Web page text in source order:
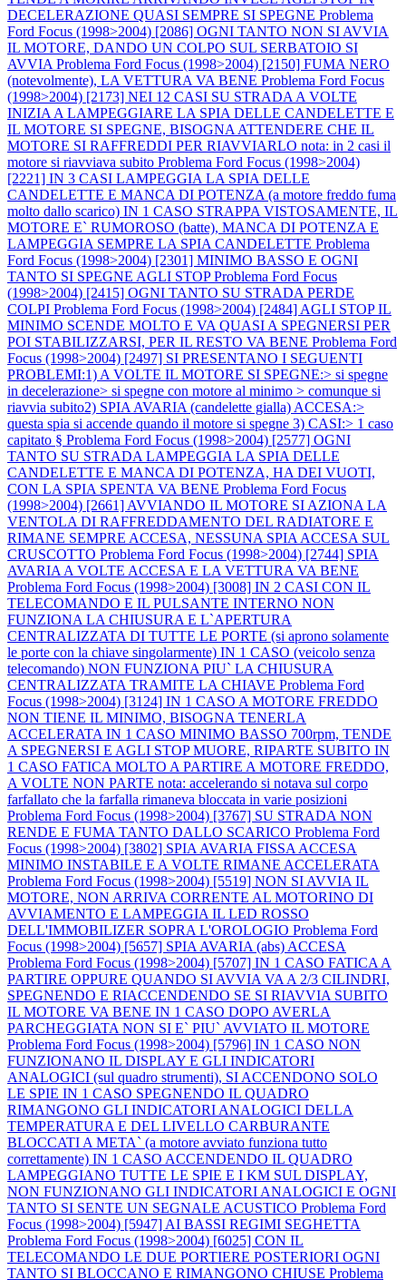
DECELERAZIONE QUASI SEMPRE SI SPEGNE Problema
Ford Focus (1998>2004) [2086] OGNI TANTO NON SI AVVIA
IL MOTORE, DANDO UN COLPO SUL SERBATOIO SI
AVVIA Problema Ford Focus (1998>2004) [2150] FUMA NERO
(notevolmente), LA VETTURA VA BENE Problema Ford Focus
(1998>2004) [2173] NEI 12 CASI SU STRADA A VOLTE
INIZIA A LAMPEGGIARE LA SPIA DELLE CANDELETTE E
IL MOTORE SI SPEGNE, BISOGNA ATTENDERE CHE IL
MOTORE SI RAFFREDDI PER RIAVVIARLO nota: in 2 casi il
motore si riavviava subito Problema Ford Focus (1998>2004)
[2221] IN 3 CASI LAMPEGGIA LA SPIA DELLE
CANDELETTE E MANCA DI POTENZA (a motore freddo fuma
molto dallo scarico) IN 1 CASO STRAPPA VISTOSAMENTE, IL
MOTORE E` RUMOROSO (batte), MANCA DI POTENZA E
LAMPEGGIA SEMPRE LA SPIA CANDELETTE Problema
Ford Focus (1998>2004) [2301] MINIMO BASSO E OGNI
TANTO SI SPEGNE AGLI STOPProblema Ford Focus
(1998>2004) [2415] OGNI TANTO SU STRADA PERDE
COLPI Problema Ford Focus (1998>2004) [2484] AGLI STOP IL
MINIMO SCENDE MOLTO E VA QUASI A SPEGNERSI PER
POI STABILIZZARSI, PER IL RESTO VA BENE Problema Ford
Focus (1998>2004) [2497] SI PRESENTANO I SEGUENTI
PROBLEMI:1) A VOLTE IL MOTORE SI SPEGNE:> si spegne
in decelerazione> si spegne con motore al minimo > comunque si
riavvia subito2) SPIA AVARIA (candelette gialla) ACCESA:>
questa spia si accende quando il motore si spegne 3) CASI:> 1 caso
capitato § Problema Ford Focus (1998>2004) [2577] OGNI
TANTO SU STRADA LAMPEGGIA LA SPIA DELLE
CANDELETTE E MANCA DI POTENZA, HA DEI VUOTI,
CON LA SPIA SPENTA VA BENE Problema Ford Focus
(1998>2004) [2661] AVVIANDO IL MOTORE SI AZIONA LA
VENTOLA DI RAFFREDDAMENTO DEL RADIATORE E
RIMANE SEMPRE ACCESA, NESSUNA SPIA ACCESA SUL
CRUSCOTTO Problema Ford Focus (1998>2004) [2744] SPIA
AVARIA A VOLTE ACCESA E LA VETTURA VA BENE
Problema Ford Focus (1998>2004) [3008] IN 2 CASI CON IL
TELECOMANDO E IL PULSANTE INTERNO NON
FUNZIONA LA CHIUSURA E L`APERTURA
CENTRALIZZATA DI TUTTE LE PORTE (si aprono solamente
le porte con la chiave singolarmente) IN 1 CASO (veicolo senza
telecomando) NON FUNZIONA PIU` LA CHIUSURA
CENTRALIZZATA TRAMITE LA CHIAVE Problema Ford
Focus (1998>2004) [3124] IN 1 CASO A MOTORE FREDDO
NON TIENE IL MINIMO, BISOGNA TENERLA
ACCELERATA IN 1 CASO MINIMO BASSO 700rpm, TENDE
A SPEGNERSI E AGLI STOP MUORE, RIPARTE SUBITO IN
1 CASO FATICA MOLTO A PARTIRE A MOTORE FREDDO,
A VOLTE NON PARTE nota: accelerando si notava sul corpo
farfallato che la farfalla rimaneva bloccata in varie posizioni
Problema Ford Focus (1998>2004) [3767] SU STRADA NON
RENDE E FUMA TANTO DALLO SCARICO Problema Ford
Focus (1998>2004) [3802] SPIA AVARIA FISSA ACCESA
MINIMO INSTABILE E A VOLTE RIMANE ACCELERATA
Problema Ford Focus (1998>2004) [5519] NON SI AVVIA IL
MOTORE, NON ARRIVA CORRENTE AL MOTORINO DI
AVVIAMENTO E LAMPEGGIA IL LED ROSSO
DELL'IMMOBILIZER SOPRA L'OROLOGIO Problema Ford
Focus (1998>2004) [5657] SPIA AVARIA (abs) ACCESA
Problema Ford Focus (1998>2004) [5707] IN 1 CASO FATICA A
PARTIRE OPPURE QUANDO SI AVVIA VA A 2/3 CILINDRI,
SPEGNENDO E RIACCENDENDO SE SI RIAVVIA SUBITO
IL MOTORE VA BENE IN 1 CASO DOPO AVERLA
PARCHEGGIATA NON SI E` PIU` AVVIATO IL MOTORE
Problema Ford Focus (1998>2004) [5796] IN 1 CASO NON
FUNZIONANO IL DISPLAY E GLI INDICATORI
ANALOGICI (sul quadro strumenti), SI ACCENDONO SOLO
LE SPIE IN 1 CASO SPEGNENDO IL QUADRO
RIMANGONO GLI INDICATORI ANALOGICI DELLA
TEMPERATURA E DEL LIVELLO CARBURANTE
BLOCCATI A META` (a motore avviato funziona tutto
correttamente) IN 1 CASO ACCENDENDO IL QUADRO
LAMPEGGIANO TUTTE LE SPIE E I KM SUL DISPLAY,
NON FUNZIONANO GLI INDICATORI ANALOGICI E OGNI
TANTO SI SENTE UN SEGNALE ACUSTICO Problema Ford
Focus (1998>2004) [5947] AI BASSI REGIMI SEGHETTA
Problema Ford Focus (1998>2004) [6025] CON IL
TELECOMANDO LE DUE PORTIERE POSTERIORI OGNI
TANTO SI BLOCCANO E RIMANGONO CHIUSE Problema